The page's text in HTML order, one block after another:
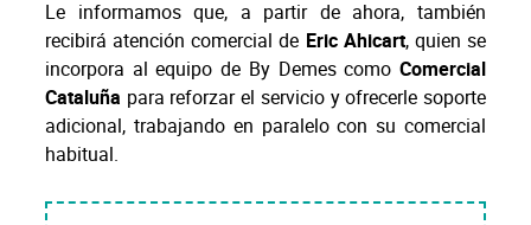
Le informamos que, a partir de ahora, también
recibirá atención comercial de Eric Ahicart, quien se
incorpora al equipo de By Demes como Comercial
Cataluña para reforzar el servicio y ofrecerle soporte
adicional, trabajando en paralelo con su comercial
habitual.